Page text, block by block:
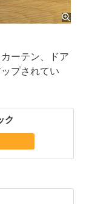
ーテン、ドア
プされてい
ク